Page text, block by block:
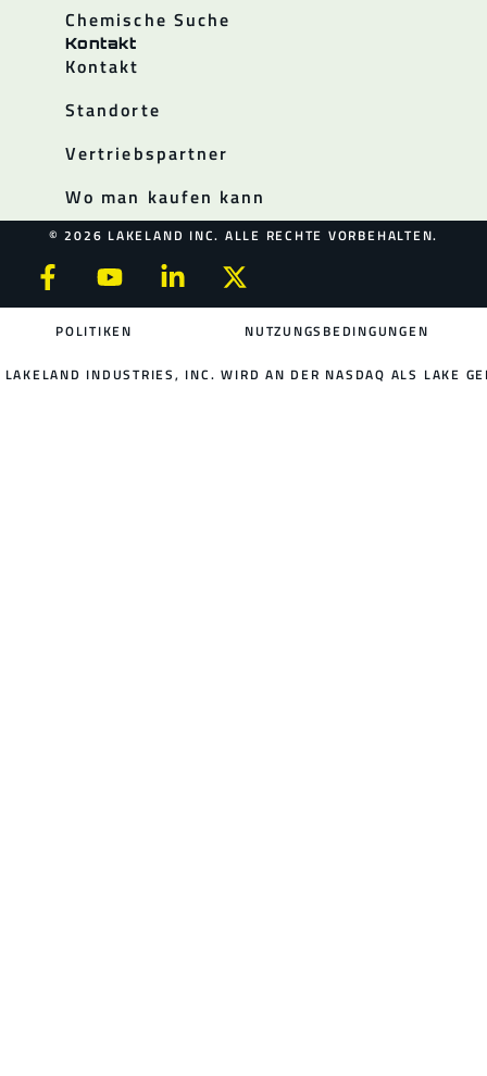
Chemische Suche
Kontakt
Kontakt
Standorte
Vertriebspartner
Wo man kaufen kann
© 2026 LAKELAND INC. ALLE RECHTE VORBEHALTEN.
POLITIKEN NUTZUNGSBEDINGUNGEN
LAKELAND INDUSTRIES, INC. WIRD AN DER NASDAQ ALS LAKE